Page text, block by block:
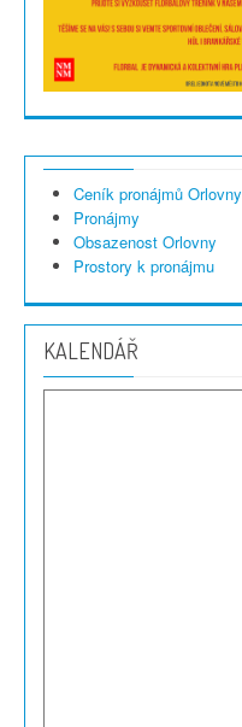
Ceník pronájmů Orlovny
Pronájmy
Obsazenost Orlovny
Prostory k pronájmu
KALENDÁŘ